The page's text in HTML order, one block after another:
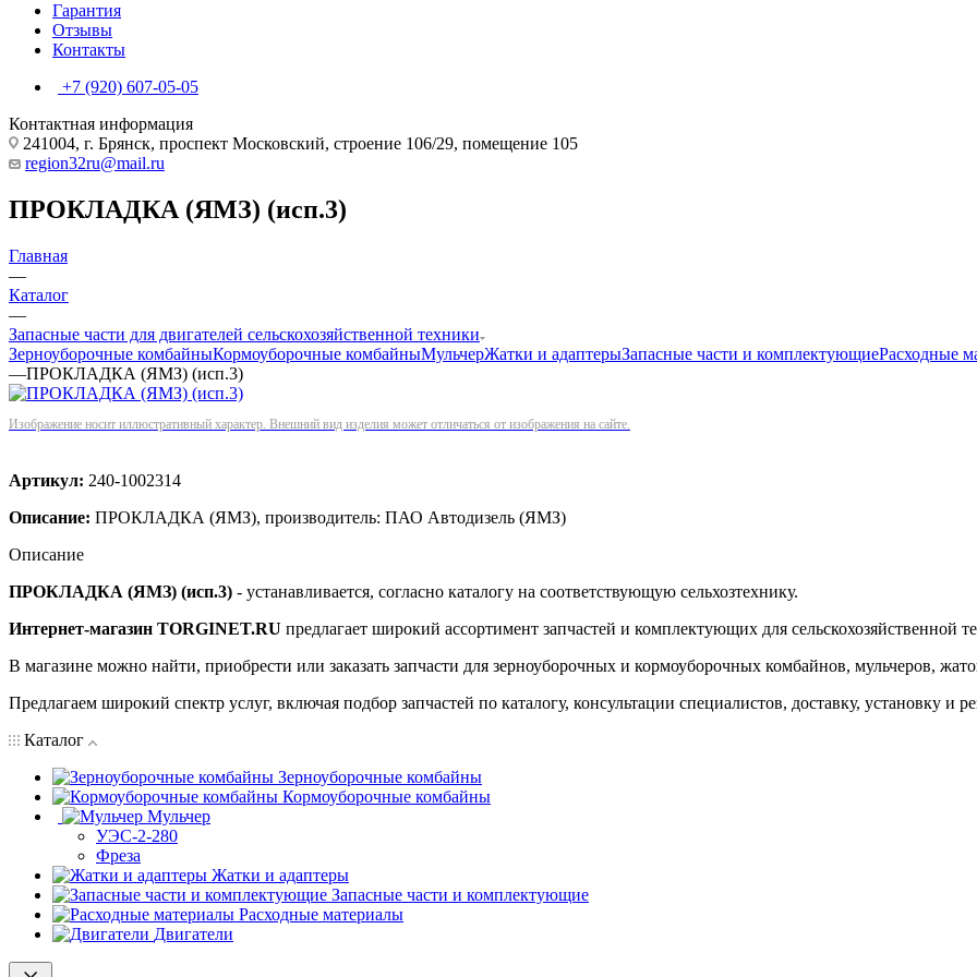
Гарантия
Отзывы
Контакты
+7 (920) 607-05-05
Контактная информация
241004, г. Брянск, проспект Московский, строение 106/29, помещение 105
region32ru@mail.ru
ПРОКЛАДКА (ЯМЗ) (исп.3)
Главная
—
Каталог
—
Запасные части для двигателей сельскохозяйственной техники
Зерноуборочные комбайныКормоуборочные комбайныМульчерЖатки и адаптерыЗапасные части и комплектующиеРасходные
—ПРОКЛАДКА (ЯМЗ) (исп.3)
Изображение носит иллюстративный характер. Внешний вид изделия может отличаться от изображения на сайте.
Артикул: 240-1002314
Описание: ПРОКЛАДКА (ЯМЗ), производитель: ПАО Автодизель (ЯМЗ)
Описание
ПРОКЛАДКА (ЯМЗ) (исп.3) - устанавливается, согласно каталогу на соответствующую сельхозтехнику.
Интернет-магазин TORGINET.RU предлагает широкий ассортимент запчастей и комплектующих для сельскохозяйственной
В магазине можно найти, приобрести или заказать запчасти для зерноуборочных и кормоуборочных комбайнов, мульчеров,
Предлагаем широкий спектр услуг, включая подбор запчастей по каталогу, консультации специалистов, доставку, установку и
Каталог
Зерноуборочные комбайны
Кормоуборочные комбайны
Мульчер
УЭС-2-280
Фреза
Жатки и адаптеры
Запасные части и комплектующие
Расходные материалы
Двигатели